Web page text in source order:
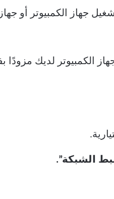
جهاز الكمبيوتر أو
الكمبيوتر لديك مزودًا
الشبكة”.